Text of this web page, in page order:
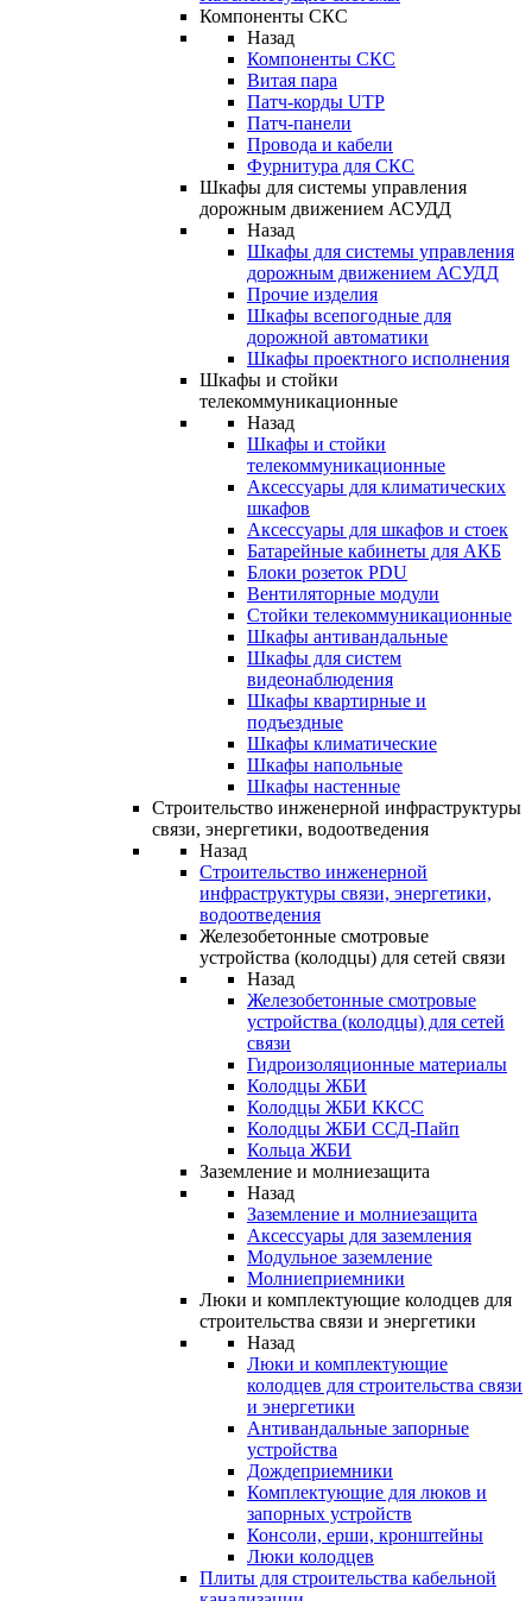
Компоненты СКС
Назад
Компоненты СКС
Витая пара
Патч-корды UTP
Патч-панели
Провода и кабели
Фурнитура для СКС
Шкафы для системы управления
дорожным движением АСУДД
Назад
Шкафы для системы управления
дорожным движением АСУДД
Прочие изделия
Шкафы всепогодные для
дорожной автоматики
Шкафы проектного исполнения
Шкафы и стойки
телекоммуникационные
Назад
Шкафы и стойки
телекоммуникационные
Аксессуары для климатических
шкафов
Аксессуары для шкафов и стоек
Батарейные кабинеты для АКБ
Блоки розеток PDU
Вентиляторные модули
Стойки телекоммуникационные
Шкафы антивандальные
Шкафы для систем
видеонаблюдения
Шкафы квартирные и
подъездные
Шкафы климатические
Шкафы напольные
Шкафы настенные
Строительство инженерной инфраструктуры
связи, энергетики, водоотведения
Назад
Строительство инженерной
инфраструктуры связи, энергетики,
водоотведения
Железобетонные смотровые
устройства (колодцы) для сетей связи
Назад
Железобетонные смотровые
устройства (колодцы) для сетей
связи
Гидроизоляционные материалы
Колодцы ЖБИ
Колодцы ЖБИ ККСС
Колодцы ЖБИ ССД-Пайп
Кольца ЖБИ
Заземление и молниезащита
Назад
Заземление и молниезащита
Аксессуары для заземления
Модульное заземление
Молниеприемники
Люки и комплектующие колодцев для
строительства связи и энергетики
Назад
Люки и комплектующие
колодцев для строительства связи
и энергетики
Антивандальные запорные
устройства
Дождеприемники
Комплектующие для люков и
запорных устройств
Консоли, ерши, кронштейны
Люки колодцев
Плиты для строительства кабельной